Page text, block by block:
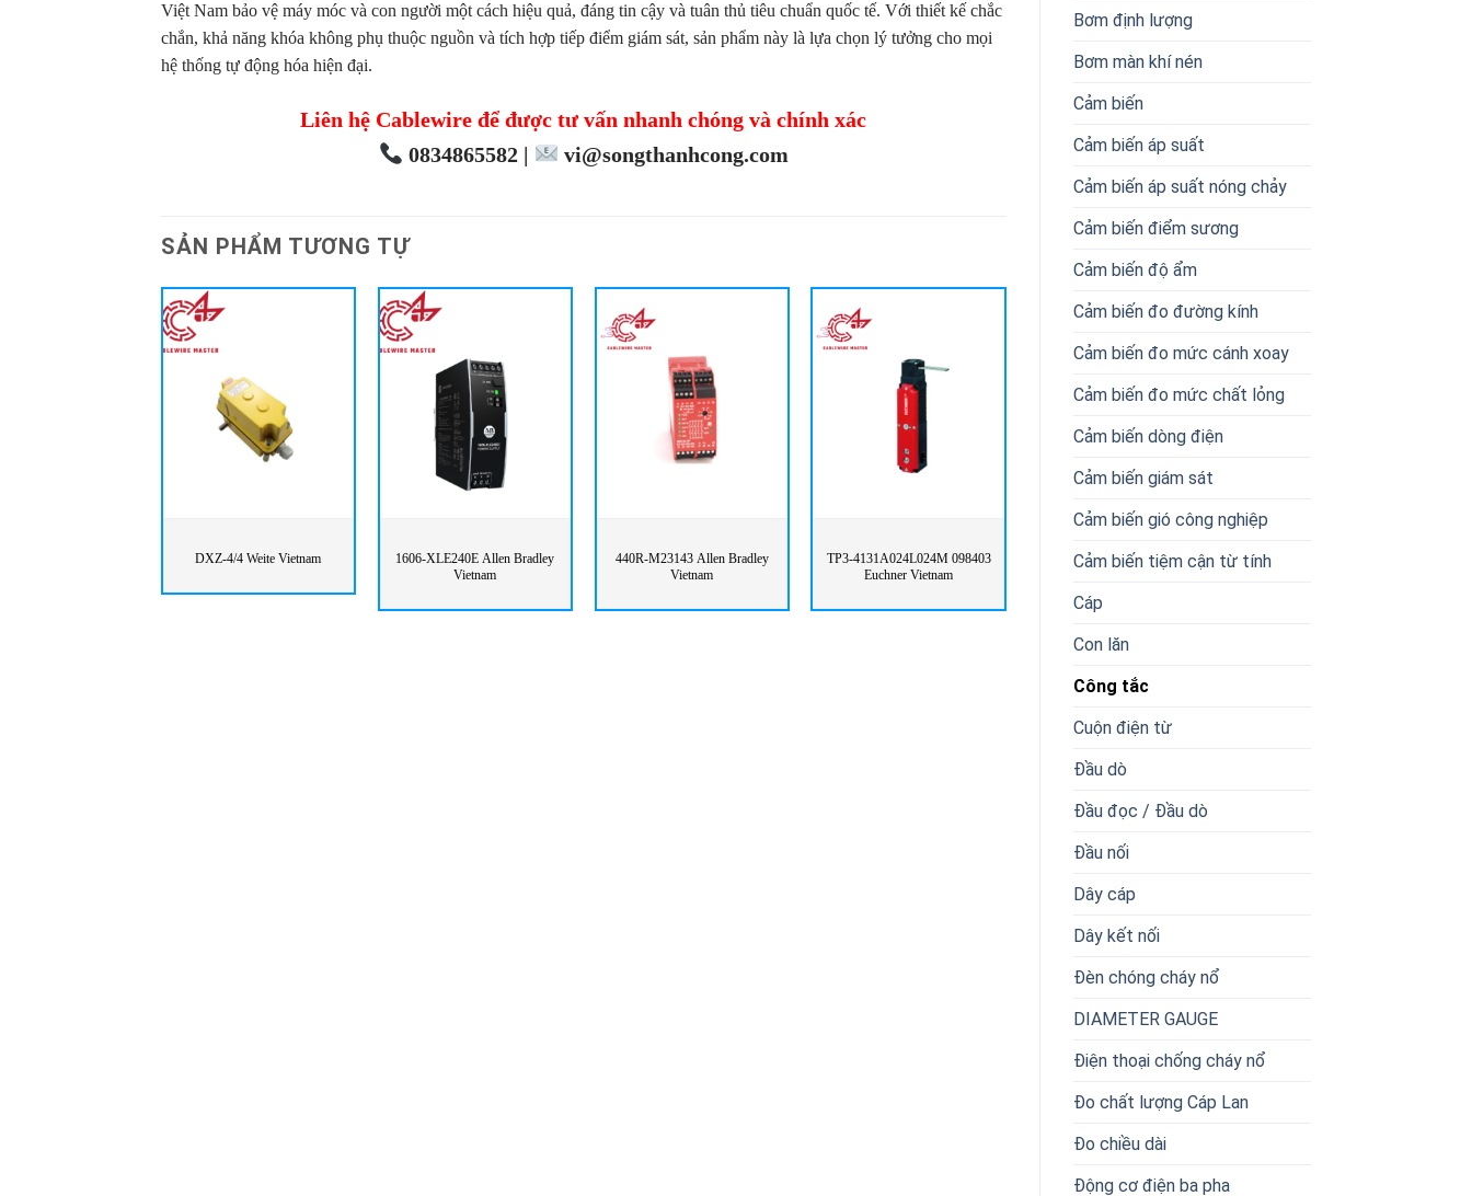
Bơm định lượng
Bơm màn khí nén
Cảm biến
Cảm biến áp suất
Cảm biến áp suất nóng chảy
Cảm biến điểm sương
Cảm biến độ ẩm
Cảm biến đo đường kính
Cảm biến đo mức cánh xoay
Cảm biến đo mức chất lỏng
Cảm biến dòng điện
Cảm biến giám sát
Cảm biến gió công nghiệp
Cảm biến tiệm cận từ tính
Cáp
Con lăn
Công tắc
Cuộn điện từ
Đầu dò
Đầu đọc / Đầu dò
Đầu nối
Dây cáp
Dây kết nối
Đèn chóng cháy nổ
DIAMETER GAUGE
Điện thoại chống cháy nổ
Đo chất lượng Cáp Lan
Đo chiều dài
Động cơ điện ba pha
Việt Nam bảo vệ máy móc và con người một cách hiệu quả, đáng tin cậy và tuân thủ tiêu chuẩn quốc tế. Với thiết kế chắc
chắn, khả năng khóa không phụ thuộc nguồn và tích hợp tiếp điểm giám sát, sản phẩm này là lựa chọn lý tưởng cho mọi
hệ thống tự động hóa hiện đại.
Liên hệ Cablewire để được tư vấn nhanh chóng và chính xác
0834865582 |
vi@songthanhcong.com
SẢN PHẨM TƯƠNG TỰ
DXZ-4/4 Weite Vietnam
1606-XLE240E Allen Bradley
Vietnam
440R-M23143 Allen Bradley
Vietnam
TP3-4131A024L024M 098403
Euchner Vietnam
SP-1102 – Honeywell Vietnam
20G14ND248JN0NNNNN Allen